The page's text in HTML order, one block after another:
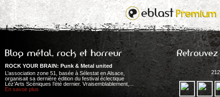
ROCK YOUR BRAIN: Punk & Metal united
L’association zone 51, basée à Sélestat en Alsace,
organisait sa dernière édition du festival éclectique
Léz’Arts Scéniques l’été dernier. Vraisemblablement,...
En savoir plus